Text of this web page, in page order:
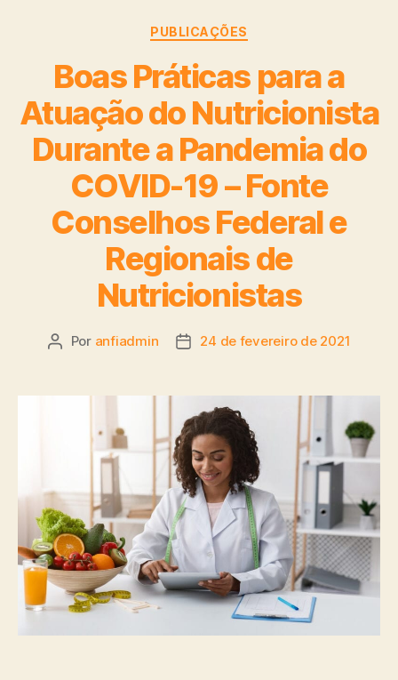
PUBLICAÇÕES
Boas Práticas para a
Atuação do Nutricionista
Durante a Pandemia do
COVID-19 – Fonte
Conselhos Federal e
Regionais de
Nutricionistas
Por anfiadmin 24 de fevereiro de 2021